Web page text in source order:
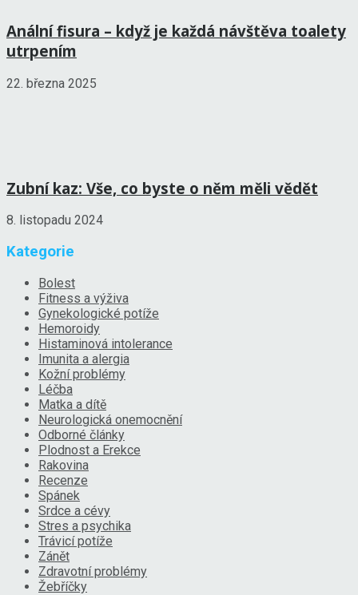
Anální fisura – když je každá návštěva toalety
utrpením
22. března 2025
Zubní kaz: Vše, co byste o něm měli vědět
8. listopadu 2024
Kategorie
Bolest
Fitness a výživa
Gynekologické potíže
Hemoroidy
Histaminová intolerance
Imunita a alergia
Kožní problémy
Léčba
Matka a dítě
Neurologická onemocnění
Odborné články
Plodnost a Erekce
Rakovina
Recenze
Spánek
Srdce a cévy
Stres a psychika
Trávicí potíže
Zánět
Zdravotní problémy
Žebříčky